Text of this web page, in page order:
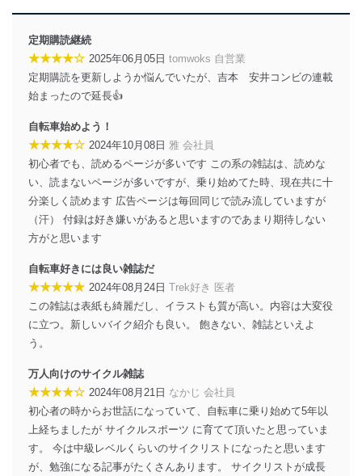
す。
個人情報の安全管理措置
当社は、個人情報の正確性及び安全性を確保するため
施し、個人情報の漏えい、滅失またはき損の防止及び是
正に努めます。
アクセス制御
個人データを取り扱うことのできる機器及び当該
機器を取り扱う従業者を明確化し、 個人データへ
の不要なアクセスを防止しています。
アクセス者の識別と認証
ーザーアカウント制御）により、個人情報データ
ベース等を取り扱う情報システムを使用する従業
者を識別・認証しています。
外部からの不正アクセス等の防止
個人データを取り扱う機器等にセキュリティ対策
ソフトウェア等を導入し、自動更新 機能等の活用
により、これを最新状態としています。
情報システムの使用に伴う漏洩等の防止
メール等により個人データの含まれるファイルを
送信する場合に、当該ファイルへのパスワードを
定期購読継続
★★★★☆ 2025年06月05日 tomwoks 自営業
定期購読を更新しようか悩んでいたが、吉本 安井コンビの連載
始まったので延長👍
自転車始めよう！
★★★★☆ 2024年10月08日 雅 会社員
初心者でも、読めるページが多いです この系の雑誌は、読めな
い、読まないページが多いですが、乗り始めてた時、現在共に十
分楽しく読めます 広告ページは毎回同じで読み流していますが
（汗） 付録は好き嫌いがあると思いますのであまり期待しない
方がと思います
自転車好きには良い雑誌だ
★★★★★ 2024年08月24日 Trek好き 医者
この雑誌は表紙も綺麗だし、イラストも質が高い。内容は大変役
に立つ。新しいバイク紹介も良い。 飽きない、雑誌といえよ
う。
万人向けのサイクル雑誌
★★★★☆ 2024年08月21日 なかじ 会社員
初心者の時からお世話になっていて、自転車に乗り始めて5年以
上経ちましたが サイクルスポーツ に育てて頂いたと思っていま
す。 今は中級レベルくらいのサイクリストになったと思います
が、勉強になる記事がたくさんあります。 サイクリストが成長